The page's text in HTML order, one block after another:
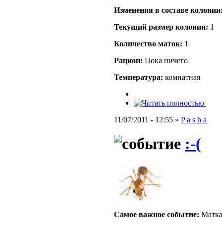
Изменения в составе
Текущий размер кoлонии: 1
Количество маток: 1
Рацион: Пока ничего
Температура: комнатная
11/07/2011 - 12:55 » P a s h a
:-(
Самое важное событие: